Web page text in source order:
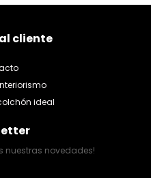
cliente
ideal
nuestras novedades!